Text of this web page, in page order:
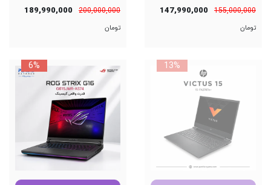
155,000,000
147,990,000
تومان
200,000,000
189,990,000
تومان
13%
6%